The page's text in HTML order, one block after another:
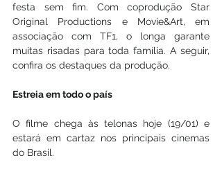
festa sem fim. Com coprodução Star
Original Productions e Movie&Art, em
associação com TF1, o longa garante
muitas risadas para toda família. A seguir,
confira os destaques da produção.
Estreia em todo o país
O filme chega às telonas hoje (19/01) e
estará em cartaz nos principais cinemas
do Brasil.